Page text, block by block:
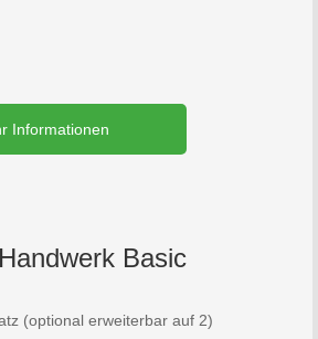
Informationen
Basic
(optional erweiterbar auf 2)